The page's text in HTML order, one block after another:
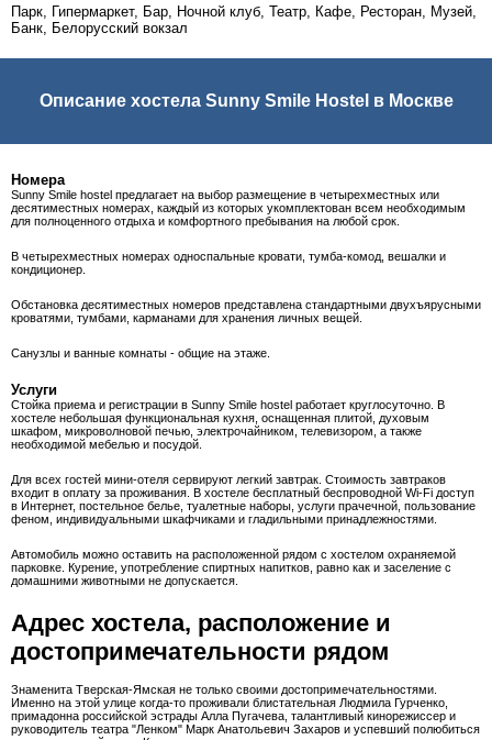
Парк, Гипермаркет, Бар, Ночной клуб, Театр, Кафе, Ресторан, Музей,
Банк, Белорусский вокзал
Описание хостела Sunny Smile Hostel в Москве
Номера
Sunny Smile hostel предлагает на выбор размещение в четырехместных или
десятиместных номерах, каждый из которых укомплектован всем необходимым
для полноценного отдыха и комфортного пребывания на любой срок.
В четырехместных номерах односпальные кровати, тумба-комод, вешалки и
кондиционер.
Обстановка десятиместных номеров представлена стандартными двухъярусными
кроватями, тумбами, карманами для хранения личных вещей.
Санузлы и ванные комнаты - общие на этаже.
Услуги
Стойка приема и регистрации в Sunny Smile hostel работает круглосуточно. В
хостеле небольшая функциональная кухня, оснащенная плитой, духовым
шкафом, микроволновой печью, электрочайником, телевизором, а также
необходимой мебелью и посудой.
Для всех гостей мини-отеля сервируют легкий завтрак. Стоимость завтраков
входит в оплату за проживания. В хостеле бесплатный беспроводной Wi-Fi доступ
в Интернет, постельное белье, туалетные наборы, услуги прачечной, пользование
феном, индивидуальными шкафчиками и гладильными принадлежностями.
Автомобиль можно оставить на расположенной рядом с хостелом охраняемой
парковке. Курение, употребление спиртных напитков, равно как и заселение с
домашними животными не допускается.
Адрес хостела, расположение и
достопримечательности рядом
Знаменита Тверская-Ямская не только своими достопримечательностями.
Именно на этой улице когда-то проживали блистательная Людмила Гурченко,
примадонна российской эстрады Алла Пугачева, талантливый кинорежиссер и
руководитель театра "Ленком" Марк Анатольевич Захаров и успевший полюбиться